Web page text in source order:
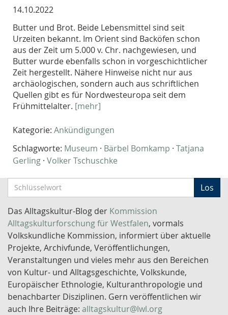
14.10.2022
Butter und Brot. Beide Lebensmittel sind seit
Urzeiten bekannt. Im Orient sind Backöfen schon
aus der Zeit um 5.000 v. Chr. nachgewiesen, und
Butter wurde ebenfalls schon in vorgeschichtlicher
Zeit hergestellt. Nähere Hinweise nicht nur aus
archäologischen, sondern auch aus schriftlichen
Quellen gibt es für Nordwesteuropa seit dem
Frühmittelalter. [mehr]
Kategorie: Ankündigungen
Schlagworte: Museum · Bärbel Bomkamp · Tatjana
Gerling · Volker Tschuschke
c
h
l
ü
s
s
e
l
w
o
Los
Das Alltagskultur-Blog der Kommission
Alltagskulturforschung für Westfalen, vormals
Volkskundliche Kommission, informiert über aktuelle
Projekte, Archivfunde, Veröffentlichungen,
Veranstaltungen und vieles mehr aus den Bereichen
von Kultur- und Alltagsgeschichte, Volkskunde,
Europäischer Ethnologie, Kulturanthropologie und
benachbarter Disziplinen. Gern veröffentlichen wir
auch Ihre Beiträge: alltagskultur@lwl.org